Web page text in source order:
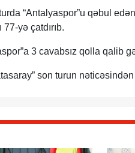
“Antalyaspor”u qəbul
77-yə çatdırıb.
3 cavabsız qolla qalib
son turun